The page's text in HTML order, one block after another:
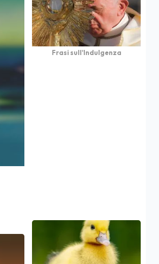
Frasi sull'Indulgenza